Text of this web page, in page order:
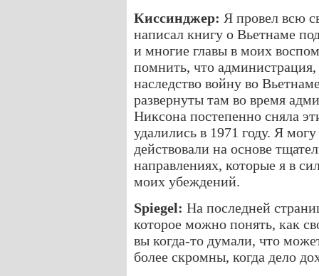
Киссинджер: Я провел всю
написал книгу о Вьетнаме
и многие главы в моих
помнить, что
наследство войну во
развернуты там во время
Никсона постепенно сняла
удалились в 1971 году. Я
действовали на основе
направлениях, которые я в
моих убеждений.
Spiegel: На последней
которое можно понять, как
вы когда-то думали, что
более скромны, когда дело